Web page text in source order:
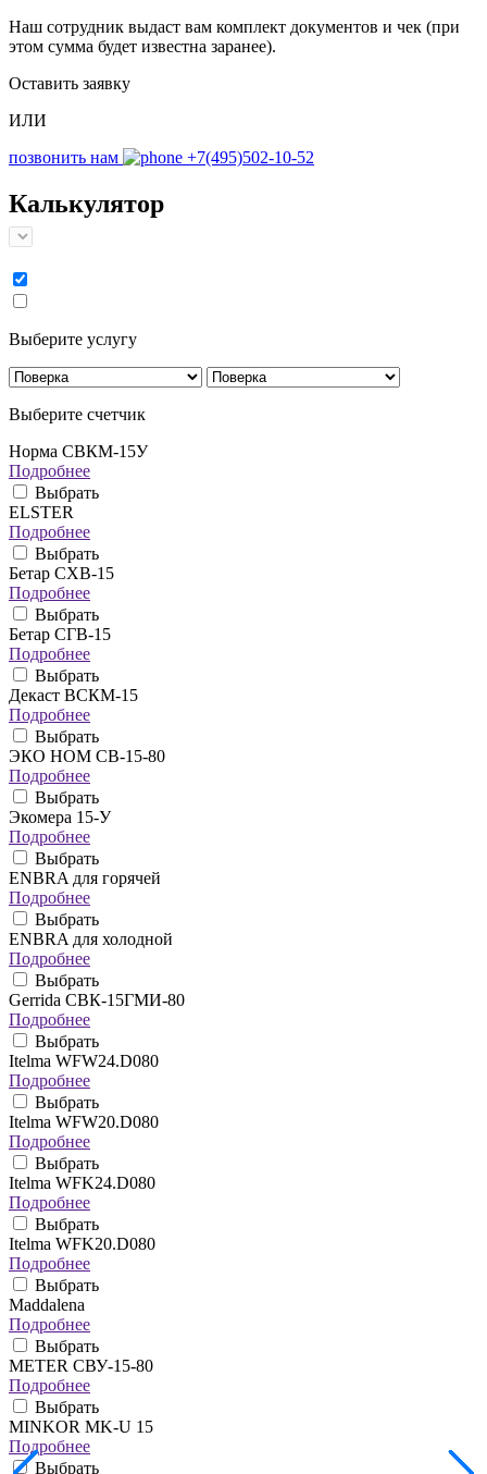
Наш сотрудник выдаст вам комплект документов и чек (при
этом сумма будет известна заранее).
Оставить заявку
ИЛИ
позвонить нам
+7(495)502-10-52
Калькулятор
Выберите услугу
Выберите счетчик
Норма СВКМ-15У
Подробнее
Выбрать
ELSTER
Подробнее
Выбрать
Бетар СХВ-15
Подробнее
Выбрать
Бетар СГВ-15
Подробнее
Выбрать
Декаст ВСКМ-15
Подробнее
Выбрать
ЭКО НОМ СВ-15-80
Подробнее
Выбрать
Экомера 15-У
Подробнее
Выбрать
ENBRA для горячей
Подробнее
Выбрать
ENBRA для холодной
Подробнее
Выбрать
Gerrida СВК-15ГМИ-80
Подробнее
Выбрать
Itelma WFW24.D080
Подробнее
Выбрать
Itelma WFW20.D080
Подробнее
Выбрать
Itelma WFK24.D080
Подробнее
Выбрать
Itelma WFK20.D080
Подробнее
Выбрать
Maddalena
Подробнее
Выбрать
METER СВУ-15-80
Подробнее
Выбрать
MINKOR MK-U 15
Подробнее
Выбрать